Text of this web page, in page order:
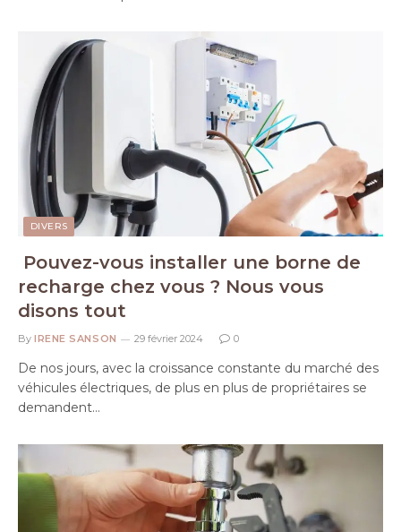
DIVERS
Pouvez-vous installer une borne de
recharge chez vous ? Nous vous
disons tout
By IRENE SANSON 29 février 2024 0
De nos jours, avec la croissance constante du marché des
véhicules électriques, de plus en plus de propriétaires se
demandent…